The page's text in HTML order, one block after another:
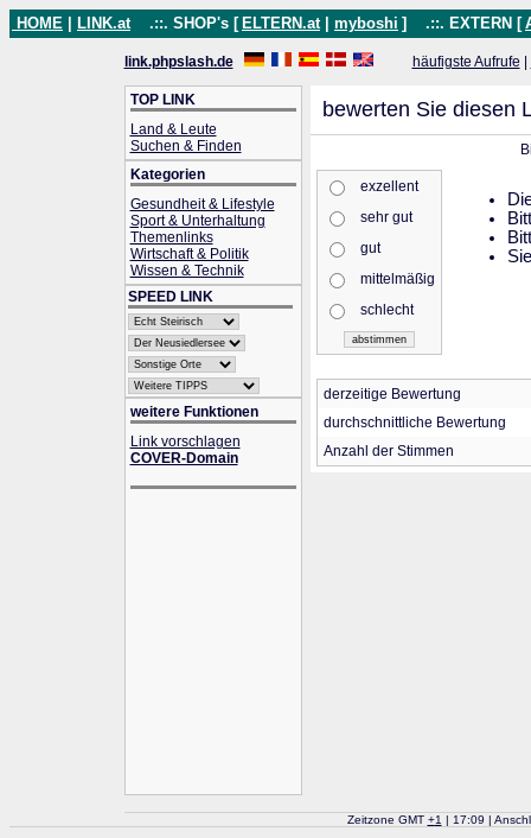
HOME LINK.at .::. SHOP's [ ELTERN.at myboshi ] .::. EXTERN [
link.phpslash.de häufigste Aufrufe
TOP LINK
Land & Leute
Suchen & Finden
Kategorien
Gesundheit & Lifestyle
Sport & Unterhaltung
Themenlinks
Wirtschaft & Politik
Wissen & Technik
SPEED LINK
weitere Funktionen
Link vorschlagen
COVER-Domain
bewerten Sie diesen
exzellent
sehr gut
gut
mittelmäßig
schlecht
derzeitige Bewertung
durchschnittliche Bewertung
Anzahl der Stimmen
Zeitzone GMT +1 | 17:09 |